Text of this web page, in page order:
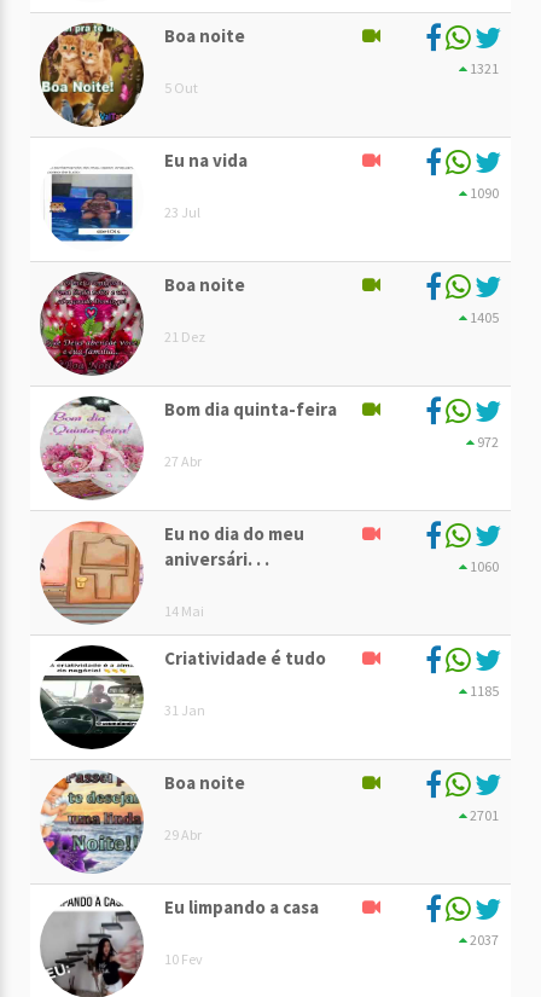
Boa noite
5 Out
1321
Eu na vida
23 Jul
1090
Boa noite
21 Dez
1405
Bom dia quinta-feira
27 Abr
972
Eu no dia do meu
aniversári. . .
14 Mai
1060
Criatividade é tudo
31 Jan
1185
Boa noite
29 Abr
2701
Eu limpando a casa
10 Fev
2037